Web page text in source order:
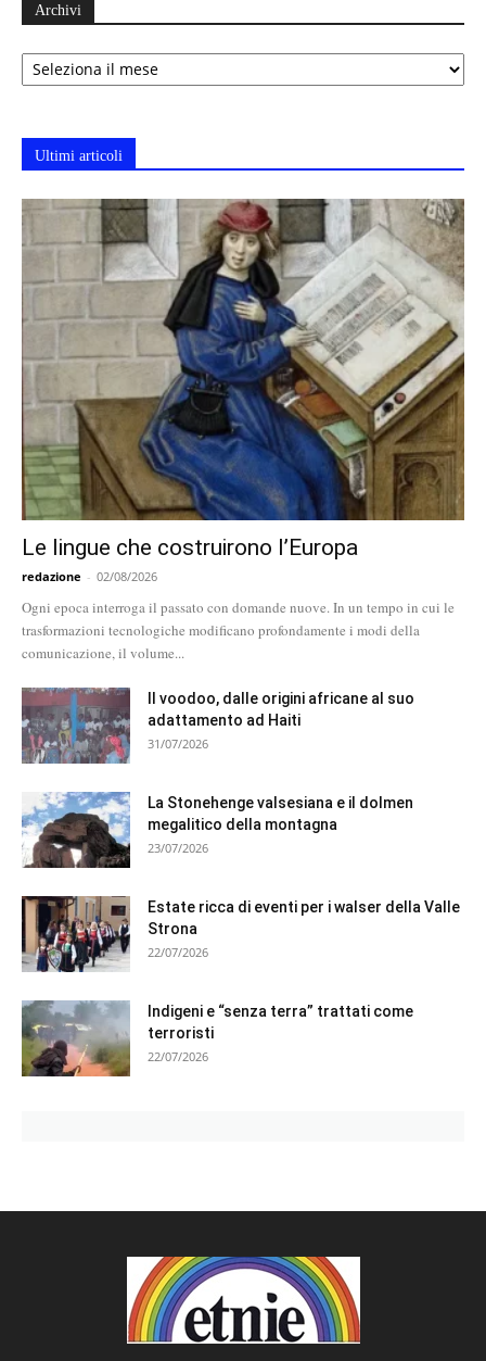
Archivi
Archivi
Ultimi articoli
Le lingue che costruirono l’Europa
redazione - 02/08/2026
Ogni epoca interroga il passato con domande nuove. In un tempo in cui le
trasformazioni tecnologiche modificano profondamente i modi della
comunicazione, il volume...
Il voodoo, dalle origini africane al suo
adattamento ad Haiti
31/07/2026
La Stonehenge valsesiana e il dolmen
megalitico della montagna
23/07/2026
Estate ricca di eventi per i walser della Valle
Strona
22/07/2026
Indigeni e “senza terra” trattati come
terroristi
22/07/2026